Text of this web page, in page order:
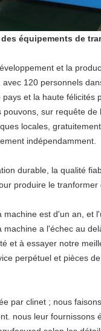
équipements de
et la
120 personnels
et la haute
pouvons, sur requête
locales,
indépendamment.
durable, la qualité
produire le
machine est d'un an, et
machine a l'échec au
et à essayer notre
perpétuel et pièces de
par clinet ; nous
nous leur